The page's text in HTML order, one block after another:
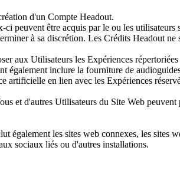
d'un Compte Headout.
peuvent être acquis par le ou les utilisateurs
à sa discrétion. Les Crédits Headout ne
aux Utilisateurs les Expériences
également inclure la fourniture de
artificielle en lien avec les Expériences
et d'autres Utilisateurs du Site Web
également les sites web connexes, les sites
sociaux liés ou d'autres installations.